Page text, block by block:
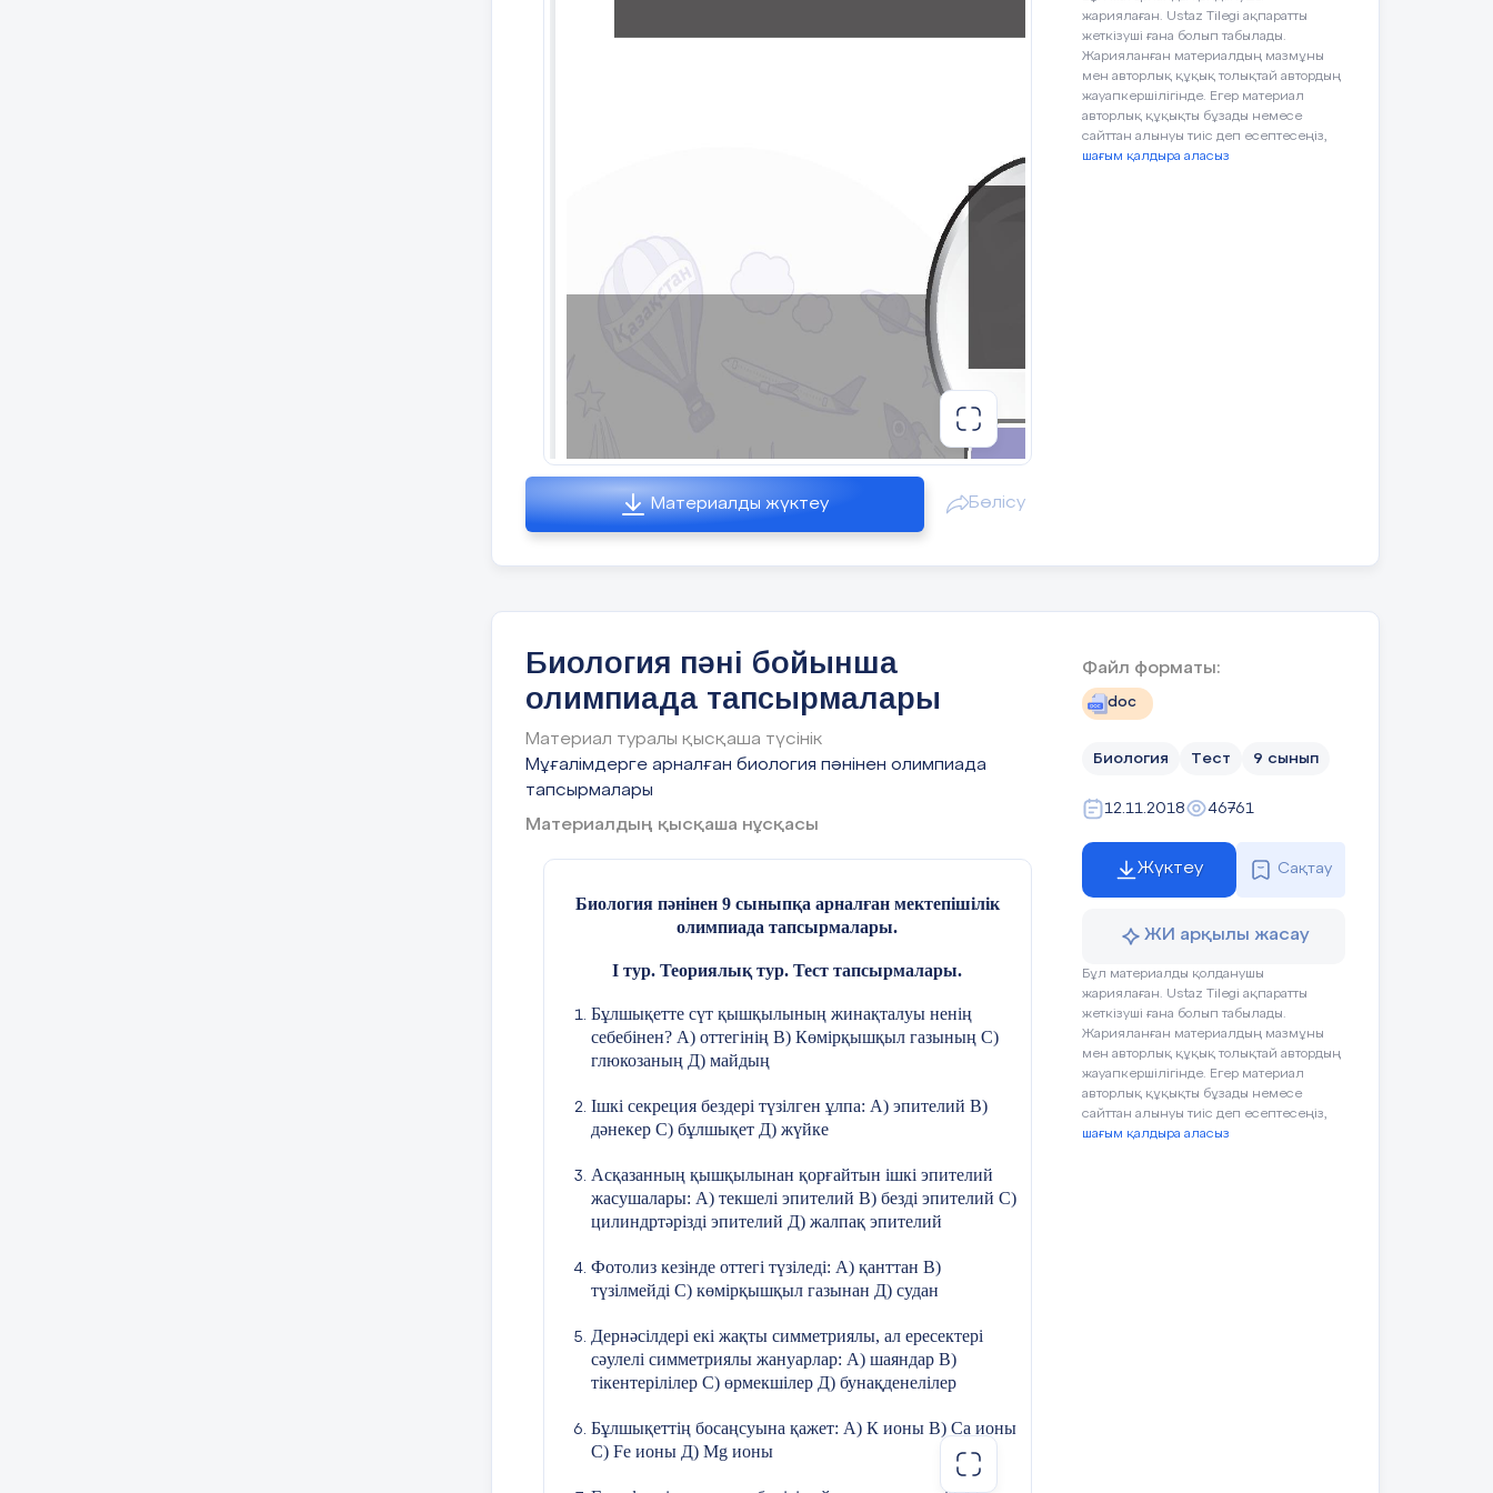
Работа с микроскопом:
Определение
препаратов, зарисовки.
Растений,
животных (по гербариям, коллекциям,
Простейшие
биологические эксперименты и анализ их
Биоинформатика:
Элементарные навыки
работы с базами данных (если позволяет
оснащение).
III. Методические подходы и формы работы:
Индивидуальный подход: Разработка
сильных и слабых сторон каждого ученика.
Групповые занятия: Обсуждение сложных
вопросов, решение задач в группе,
взаимообучение.
Использование информационных
технологий:
Онлайн-курсы по биологии (Coursera, edX,
Видеоуроки, вебинары, интерактивные
заданиями.
Развитие логического мышления и
Анализ научных текстов, графиков, таблиц.
Поиск причинно-следственных связей.
Прогнозирование результатов.
Развитие навыков оформления ответов:
Умение аргументировать свою точку
зрения.
IV. Психологическая подготовка:
Формирование стрессоустойчивости:
Разъяснение правил олимпиады, создание
Жаратылыстану
Жалпы білім беретін мектеп тің 2-сыныбына арналған оқу құралы
2
сынып Жұмыс
дәптері
Назарбаев Зияткерлік мектептері
Астана
Ж 31
Авторлары:
А.Байтұрсынұлы атындағы Тіл білімі институтының сарапшыларымен
келісілген
Жаратылыстану. Жұмыс дәптері. Жалпы білім беретін мектептің 2-сыныбына арналған
«Назарбаев Зияткерлік мектептері» ДББҰ, 2017. – 64 б., сур.
Ж 31
ISBN 978–601–7905–53–
Материалды жүктеу Бөлісу
жариялаған. Ustaz Tilegi ақпаратты
жеткізуші ғана болып табылады.
Жарияланған материалдың мазмұны
мен авторлық құқық толықтай автордың
жауапкершілігінде. Егер материал
авторлық құқықты бұзады немесе
сайттан алынуы тиіс деп есептесеңіз,
шағым қалдыра аласыз
Биология пәні бойынша
олимпиада тапсырмалары
Материал туралы қысқаша түсінік
Мұғалімдерге арналған биология пәнінен олимпиада
тапсырмалары
Материалдың қысқаша нұсқасы
Биология пәнінен 9 сыныпқа арналған мектепішілік
олимпиада тапсырмалары.
І тур. Теориялық тур. Тест тапсырмалары.
Бұлшықетте сүт қышқылының жинақталуы ненің
себебінен? А) оттегінің В) Көмірқышқыл газының С)
глюкозаның Д) майдың
Ішкі секреция бездері түзілген ұлпа: А) эпителий В)
дәнекер С) бұлшықет Д) жүйке
Асқазанның қышқылынан қорғайтын ішкі эпителий
жасушалары: А) текшелі эпителий В) безді эпителий С)
цилиндртәрізді эпителий Д) жалпақ эпителий
Фотолиз кезінде оттегі түзіледі: А) қанттан В)
түзілмейді С) көмірқышқыл газынан Д) судан
Дернәсілдері екі жақты симметриялы, ал ересектері
сәулелі симметриялы жануарлар: А) шаяндар В)
тікентерілілер С) өрмекшілер Д) бунақденелілер
Бұлшықеттің босаңсуына қажет: А) К ионы В) Са ионы
С) Fe ионы Д) Mg ионы
Файл форматы:
doc
Биология Тест 9 сынып
12.11.2018 46761
Жүктеу Сақтау
ЖИ арқылы жасау
Бұл материалды қолданушы
жариялаған. Ustaz Tilegi ақпаратты
жеткізуші ғана болып табылады.
Жарияланған материалдың мазмұны
мен авторлық құқық толықтай автордың
жауапкершілігінде. Егер материал
авторлық құқықты бұзады немесе
сайттан алынуы тиіс деп есептесеңіз,
шағым қалдыра аласыз